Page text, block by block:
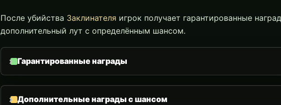
После убийства Заклинателя игрок получает гарантированные
дополнительный лут с определённым шансом.
Гарантированные награды
Дополнительные награды с шансом